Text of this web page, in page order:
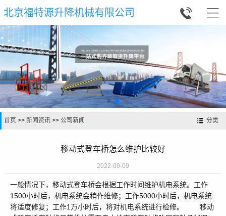
北京福特源升降机械有限公司 

分类
首页 >> 新闻资讯 >> 公司新闻
移动式登车桥怎么维护比较好
2022-09-09
一般情况下，移动式登车桥会根据工作时间维护机电系统。工作
1500小时后，机电系统会稍作维修；工作5000小时后，机电系统
将适度修复；工作1万小时后，将对机电系统进行检修。 移动